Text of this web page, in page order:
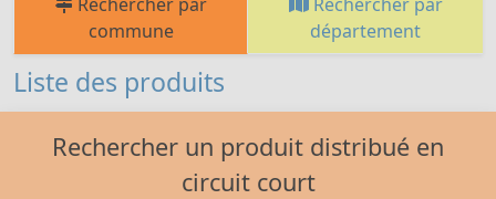
commune
département
Liste des produits
Rechercher un produit distribué en
circuit court